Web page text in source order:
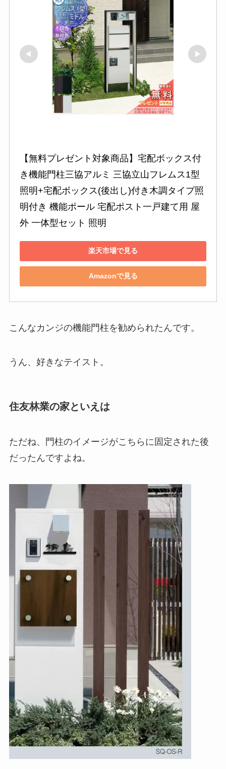
【無料プレゼント対象商品】宅配ボックス付
き機能門柱三協アルミ 三協立山フレムス1型
照明+宅配ボックス(後出し)付き木調タイプ照
明付き 機能ポール 宅配ポスト一戸建て用 屋
外 一体型セット 照明
楽天市場で見る
Amazonで見る
こんなカンジの機能門柱を勧められたんです。
うん、好きなテイスト。
住友林業の家といえは
ただね、門柱のイメージがこちらに固定された後
だったんですよね。